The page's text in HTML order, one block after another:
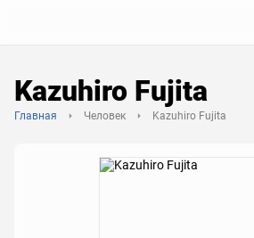
Kazuhiro Fujita
Главная Человек Kazuhiro Fujita